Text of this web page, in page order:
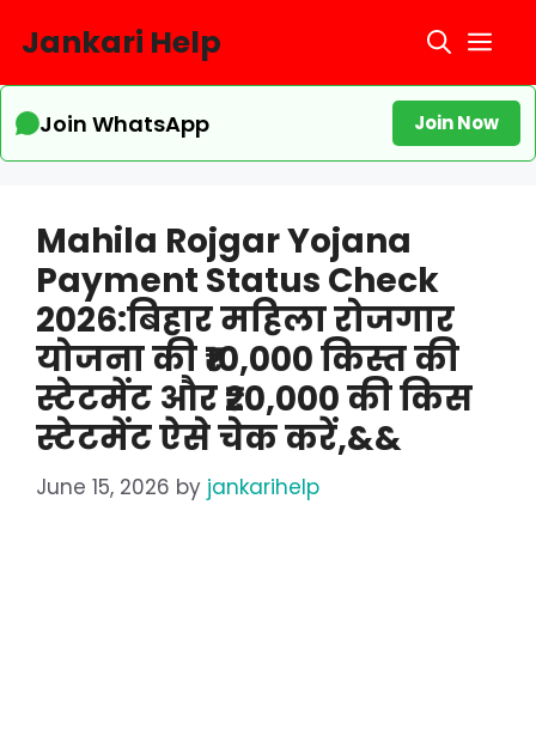
Jankari Help
Join WhatsApp Join Now
Mahila Rojgar Yojana
Payment Status Check
2026:बिहार महिला रोजगार
योजना की ₹10,000 किस्त की
स्टेटमेंट और ₹20,000 की किस
स्टेटमेंट ऐसे चेक करें,&&
June 15, 2026 by jankarihelp